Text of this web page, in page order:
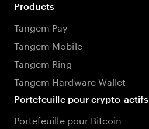
Products
Tangem Pay
Tangem Mobile
Tangem Ring
Tangem Hardware Wallet
Portefeuille pour crypto-actifs
Portefeuille pour Bitcoin